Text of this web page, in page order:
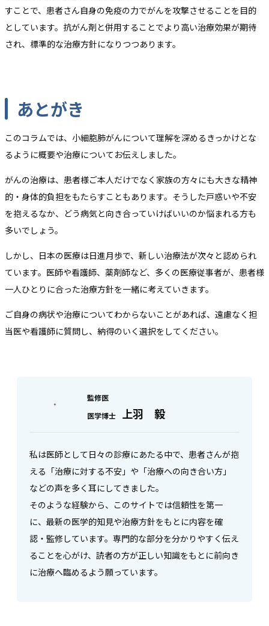
すことで、患者さん自身の免疫の力でがんを攻撃させることを目的
としています。抗がん剤と併用することでより高い治療効果が期待
され、標準的な治療方針になりつつあります。
あとがき
このコラムでは、小細胞肺がんについて理解を深めるきっかけとな
るように概要や治療についてお伝えしました。
がんの治療は、患者様ご本人だけでなく家族の方々にも大きな精神
的・身体的負担をもたらすこともあります。そうした戸惑いや不安
を抱えるなか、どう病気と向き合っていけばいいのか悩まれる方も
多いでしょう。
しかし、日本の医療は日進月歩で、新しい治療法が次々と認められ
ています。医師や看護師、薬剤師など、多くの医療従事者が、患者様
一人ひとりに合った治療方針を一緒に考えていきます。
ご自身の病状や治療についてわからないことがあれば、遠慮なく担
当医や看護師に質問し、納得のいく選択をしてください。
監修医
医学博士
上羽 毅
私は医師として日々の診療にあたる中で、患者さんが抱
える「治療に対する不安」や「治療への向き合い方」
などの声を多く耳にしてきました。
そのような経験から、このサイトでは信頼性を第一
に、最新の医学的知見や治療方針をもとに内容を確
認・監修しています。専門的な部分を分かりやすく伝え
ることを心がけ、読者の方が正しい知識をもとに前向き
に治療へ臨めるよう願っています。